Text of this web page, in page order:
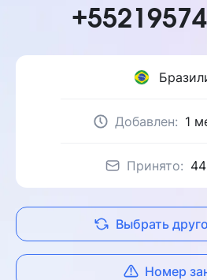
Добавлен: 1
Принято:
Выбрать
Номер